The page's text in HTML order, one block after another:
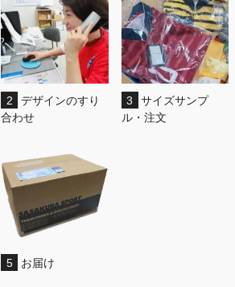
2
デザインのすり
合わせ
3
サイズサンプ
ル・注文
5 お届け